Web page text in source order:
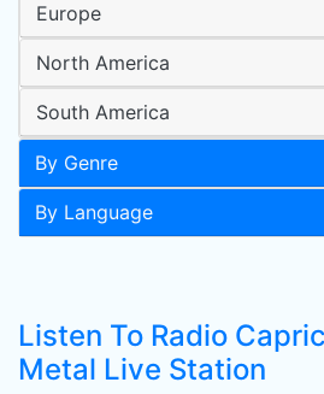
Europe
North America
South America
By Genre
By Language
Listen To Radio
Metal Live Station